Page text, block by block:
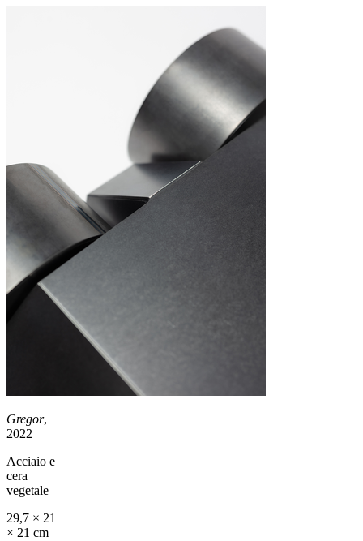
Gregor,
2022
Acciaio e
cera
vegetale
29,7 × 21
× 21 cm